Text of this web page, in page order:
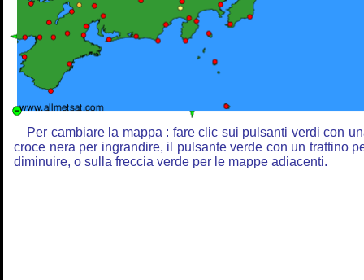
Per cambiare la mappa : fare clic sui pulsanti verdi con
croce nera per ingrandire, il pulsante verde con un trattino
diminuire, o sulla freccia verde per le mappe adiacenti.